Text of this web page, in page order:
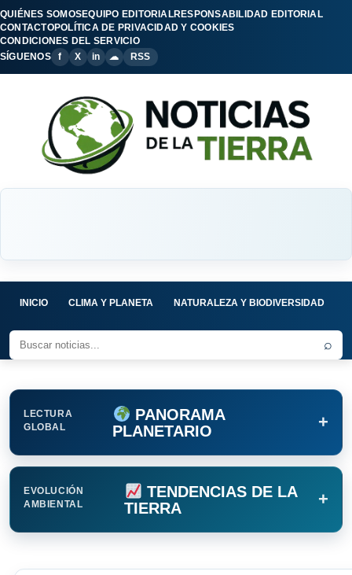
QUIÉNES SOMOSEQUIPO EDITORIALRESPONSABILIDAD EDITORIAL
CONTACTOPOLÍTICA DE PRIVACIDAD Y COOKIES
CONDICIONES DEL SERVICIO
SÍGUENOS
f X in ☁ RSS
INICIO CLIMA Y PLANETA NATURALEZA Y BIODIVERSIDAD
⌕
LECTURA
GLOBAL
PANORAMA
PLANETARIO
+
EVOLUCIÓN
AMBIENTAL
TENDENCIAS DE LA
TIERRA
+